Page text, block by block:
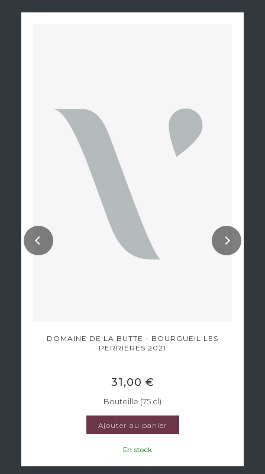
DOMAINE DE LA BUTTE - BOURGUEIL LES
PERRIERES 2021
31,00 €
Bouteille (75 cl)
Ajouter au panier
En stock